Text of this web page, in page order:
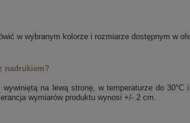
w wybranym kolorze i rozmiarze dostępnym w
nadrukiem?
wywiniętą na lewą stronę, w temperaturze do
wymiarów produktu wynosi +/- 2 cm.